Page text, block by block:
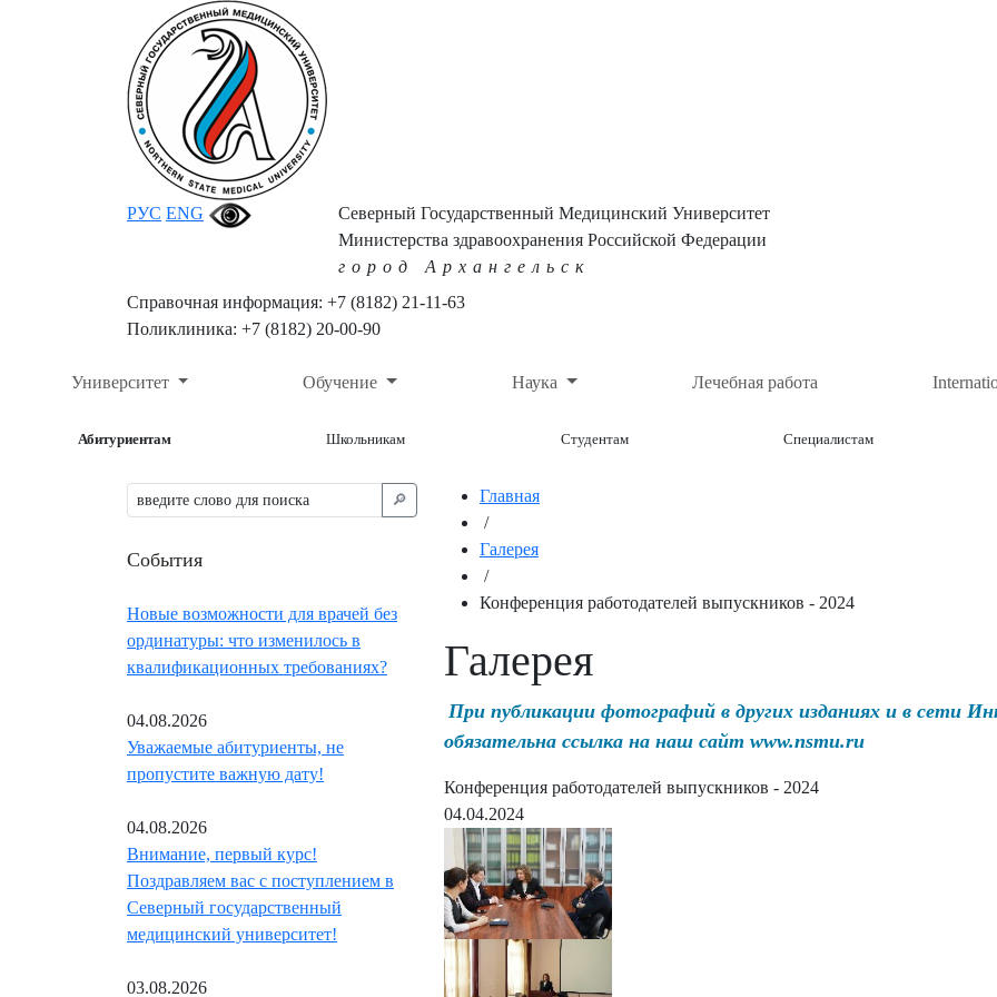
РУС ENG
Северный Государственный Медицинский Университет
Министерства здравоохранения Российской Федерации
город Архангельск
Справочная информация: +7 (8182) 21-11-63
Поликлиника: +7 (8182) 20-00-90
Университет Обучение Наука Лечебная работа
Абитуриентам Школьникам Студентам Специалистам
🔎︎
События
Новые возможности для врачей без
ординатуры: что изменилось в
квалификационных требованиях?
04.08.2026
Уважаемые абитуриенты, не
пропустите важную дату!
04.08.2026
Внимание, первый курс!
Поздравляем вас с поступлением в
Северный государственный
медицинский университет!
03.08.2026
Главная
/
Галерея
/
Конференция работодателей выпускников - 2024
Галерея
При публикации фотографий в других изданиях и в сети
обязательна ссылка на наш сайт www.nsmu.ru
Конференция работодателей выпускников - 2024
04.04.2024